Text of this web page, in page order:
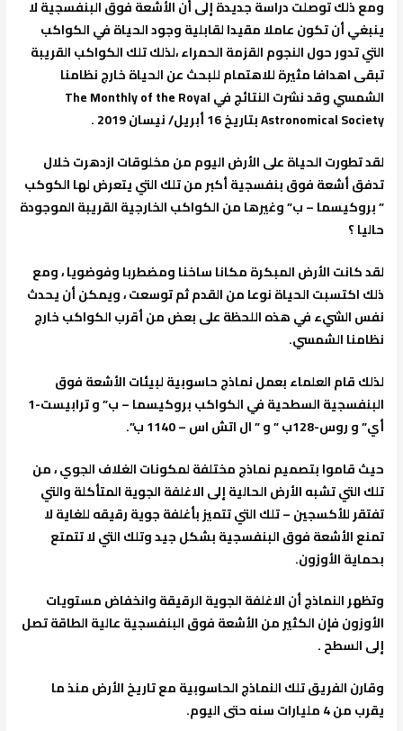
ومع ذلك توصلت دراسة جديدة إلى أن الأشعة فوق البنفسجية لا
ينبغي أن تكون عاملا مقيدا لقابلية وجود الحياة في الكواكب
التي تدور حول النجوم القزمة الحمراء ،لذلك تلك الكواكب القريبة
تبقى اهدافا مثيرة للاهتمام للبحث عن الحياة خارج نظامنا
الشمسي وقد نشرت النتائج في The Monthly of the Royal
Astronomical Society بتاريخ 16 أبريل/ نيسان 2019 .
لقد تطورت الحياة على الأرض اليوم من مخلوقات ازدهرت خلال
تدفق أشعة فوق بنفسجية أكبر من تلك التي يتعرض لها الكوكب
” بروكيسما – ب” وغيرها من الكواكب الخارجية القريبة الموجودة
حاليا ؟
لقد كانت الأرض المبكرة مكانا ساخنا ومضطربا وفوضويا ، ومع
ذلك اكتسبت الحياة نوعا من القدم ثم توسعت ، ويمكن أن يحدث
نفس الشيء في هذه اللحظة على بعض من أقرب الكواكب خارج
نظامنا الشمسي.
لذلك قام العلماء بعمل نماذج حاسوبية لبيئات الأشعة فوق
البنفسجية السطحية في الكواكب بروكيسما – ب” و ترابيست-1
أي” و روس-128ب ” و ” ال اتش اس – 1140 ب”.
حيث قاموا بتصميم نماذج مختلفة لمكونات الغلاف الجوي ، من
تلك التي تشبه الأرض الحالية إلى الاغلفة الجوية المتأكلة والتي
تفتقر للأكسجين – تلك التي تتميز بأغلفة جوية رقيقه للغاية لا
تمنع الأشعة فوق البنفسجية بشكل جيد وتلك التي لا تتمتع
بحماية الأوزون.
وتظهر النماذج أن الاغلفة الجوية الرقيقة وانخفاض مستويات
الأوزون فإن الكثير من الأشعة فوق البنفسجية عالية الطاقة تصل
إلى السطح .
وقارن الفريق تلك النماذج الحاسوبية مع تاريخ الأرض منذ ما
يقرب من 4 مليارات سنه حتى اليوم.